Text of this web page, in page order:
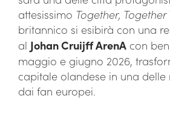
attesissimo Together, Together
britannico si esibirà con una
al Johan Cruijff ArenA con
maggio e giugno 2026,
capitale olandese in una
dai fan europei.